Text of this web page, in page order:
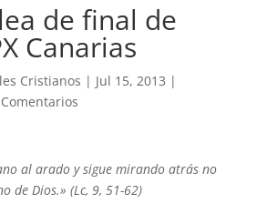
de final de
Canarias
Cristianos | Jul 15, 2013 |
al arado y sigue mirando atrás no
de Dios.» (Lc, 9, 51-62)